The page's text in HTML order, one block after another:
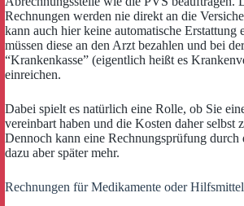
Rechnungen werden nie direkt an die
kann auch hier keine automatische Erstattung
müssen diese an den Arzt bezahlen und bei
“Krankenkasse” (eigentlich heißt es
einreichen.
Dabei spielt es natürlich eine Rolle, ob Sie
vereinbart haben und die Kosten daher selbst
Dennoch kann eine Rechnungsprüfung
dazu aber später mehr.
Rechnungen für Medikamente oder Hilfsmittel